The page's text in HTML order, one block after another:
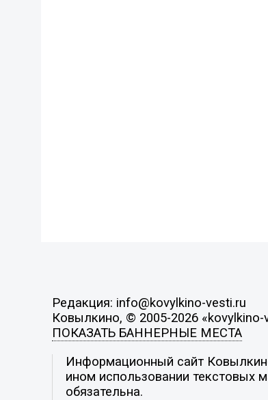
Редакция: info@kovylkino-vesti.ru
Ковылкино, © 2005-2026 «kovylkino-
ПОКАЗАТЬ БАННЕРНЫЕ МЕСТА
Информационный сайт
ином использовании текстовых
обязательна.